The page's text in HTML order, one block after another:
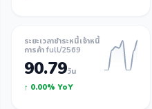
ระยะเวลาชำระหนี้เจ้าหนี้
การค้า full/2569
90.79วัน
↑ 0.00% YoY